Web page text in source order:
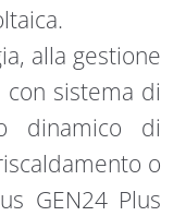
alla gestione
sistema di
dinamico di
o
GEN24 Plus